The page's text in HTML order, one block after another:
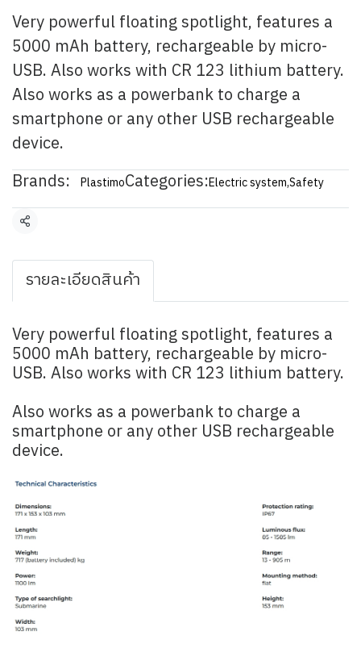
Very powerful floating spotlight, features a
5000 mAh battery, rechargeable by micro-
USB. Also works with CR 123 lithium battery.
Also works as a powerbank to charge a
smartphone or any other USB rechargeable
device.
Brands:
PlastimoCategories:Electric system,Safety
Share
รายละเอียดสินค้า
Very powerful floating spotlight, features a
5000 mAh battery, rechargeable by micro-
USB. Also works with CR 123 lithium battery.
Also works as a powerbank to charge a
smartphone or any other USB rechargeable
device.